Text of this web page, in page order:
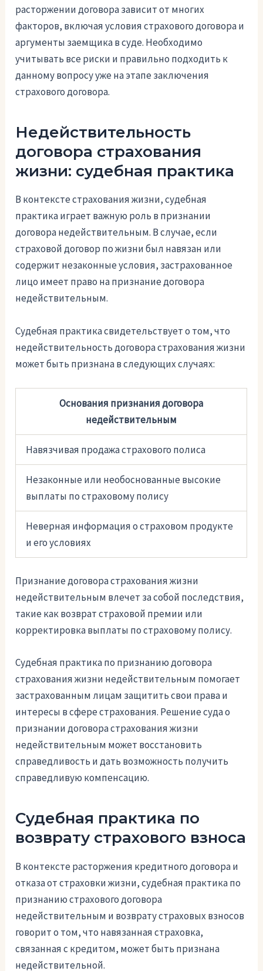
расторжении договора зависит от многих
факторов, включая условия страхового договора и
аргументы заемщика в суде. Необходимо
учитывать все риски и правильно подходить к
данному вопросу уже на этапе заключения
страхового договора.
Недействительность
договора страхования
жизни: судебная практика
В контексте страхования жизни, судебная
практика играет важную роль в признании
договора недействительным. В случае, если
страховой договор по жизни был навязан или
содержит незаконные условия, застрахованное
лицо имеет право на признание договора
недействительным.
Судебная практика свидетельствует о том, что
недействительность договора страхования жизни
может быть признана в следующих случаях:
Основания признания договора
недействительным
Навязчивая продажа страхового полиса
Незаконные или необоснованные высокие
выплаты по страховому полису
Неверная информация о страховом продукте
и его условиях
Признание договора страхования жизни
недействительным влечет за собой последствия,
такие как возврат страховой премии или
корректировка выплаты по страховому полису.
Судебная практика по признанию договора
страхования жизни недействительным помогает
застрахованным лицам защитить свои права и
интересы в сфере страхования. Решение суда о
признании договора страхования жизни
недействительным может восстановить
справедливость и дать возможность получить
справедливую компенсацию.
Судебная практика по
возврату страхового взноса
В контексте расторжения кредитного договора и
отказа от страховки жизни, судебная практика по
признанию страхового договора
недействительным и возврату страховых взносов
говорит о том, что навязанная страховка,
связанная с кредитом, может быть признана
недействительной.